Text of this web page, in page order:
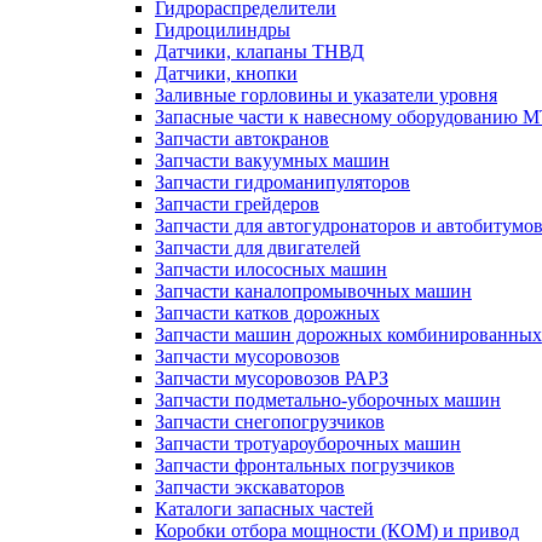
Гидрораспределители
Гидроцилиндры
Датчики, клапаны ТНВД
Датчики, кнопки
Заливные горловины и указатели уровня
Запасные части к навесному оборудованию
Запчасти автокранов
Запчасти вакуумных машин
Запчасти гидроманипуляторов
Запчасти грейдеров
Запчасти для автогудронаторов и
Запчасти для двигателей
Запчасти илососных машин
Запчасти каналопромывочных машин
Запчасти катков дорожных
Запчасти машин дорожных комбинированных
Запчасти мусоровозов
Запчасти мусоровозов РАРЗ
Запчасти подметально-уборочных машин
Запчасти снегопогрузчиков
Запчасти тротуароуборочных машин
Запчасти фронтальных погрузчиков
Запчасти экскаваторов
Каталоги запасных частей
Коробки отбора мощности (КОМ) и привод